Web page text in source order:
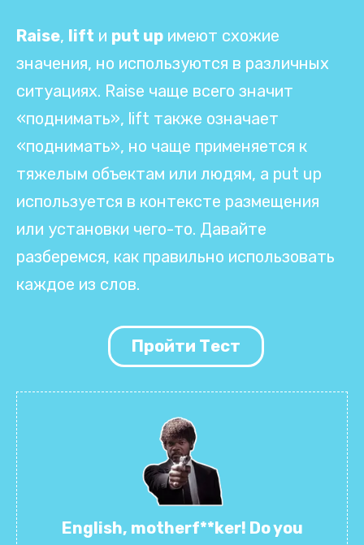
Raise, lift и put up имеют схожие
значения, но используются в различных
ситуациях. Raise чаще всего значит
«поднимать», lift также означает
«поднимать», но чаще применяется к
тяжелым объектам или людям, а put up
используется в контексте размещения
или установки чего-то. Давайте
разберемся, как правильно использовать
каждое из слов.
Пройти Тест
English, motherf**ker! Do you